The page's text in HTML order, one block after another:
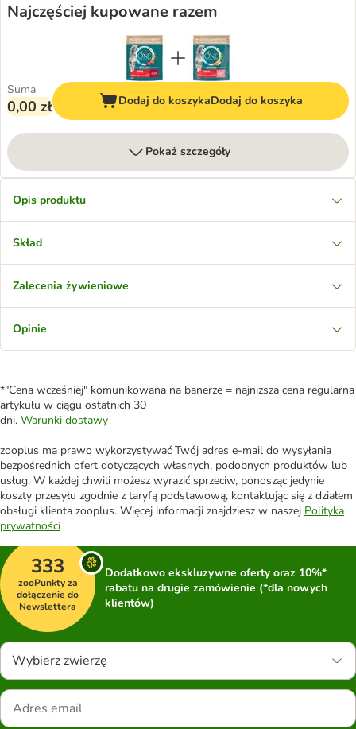
Najczęściej kupowane razem
Suma
0,00 zł Dodaj do koszykaDodaj do koszyka
Pokaż szczegóły
Opis produktu
Skład
Zalecenia żywieniowe
Opinie
*"Cena wcześniej" komunikowana na banerze = najniższa cena regularna
artykułu w ciągu ostatnich 30
dni. Warunki dostawy
zooplus ma prawo wykorzystywać Twój adres e-mail do wysyłania
bezpośrednich ofert dotyczących własnych, podobnych produktów lub
usług. W każdej chwili możesz wyrazić sprzeciw, ponosząc jedynie
koszty przesyłu zgodnie z taryfą podstawową, kontaktując się z działem
obsługi klienta zooplus. Więcej informacji znajdziesz w naszej Polityka
prywatności
333
zooPunkty za
dołączenie do
Newslettera
Dodatkowo ekskluzywne oferty oraz 10%*
rabatu na drugie zamówienie (*dla nowych
klientów)
Wybierz zwierzę